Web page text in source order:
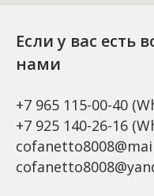
Если у вас есть
нами
+7 965 115-00-40
+7 925 140-26-16